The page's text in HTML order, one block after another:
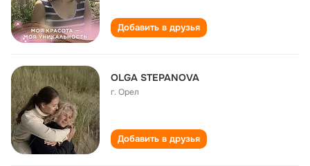
Добавить в друзья
OLGA STEPANOVA
г. Орел
Добавить в друзья